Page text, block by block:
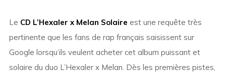
Le CD L’Hexaler x Melan Solaire est une requête très
pertinente que les fans de rap français saisissent sur
Google lorsqu’ils veulent acheter cet album puissant et
solaire du duo L’Hexaler x Melan. Dès les premières pistes,